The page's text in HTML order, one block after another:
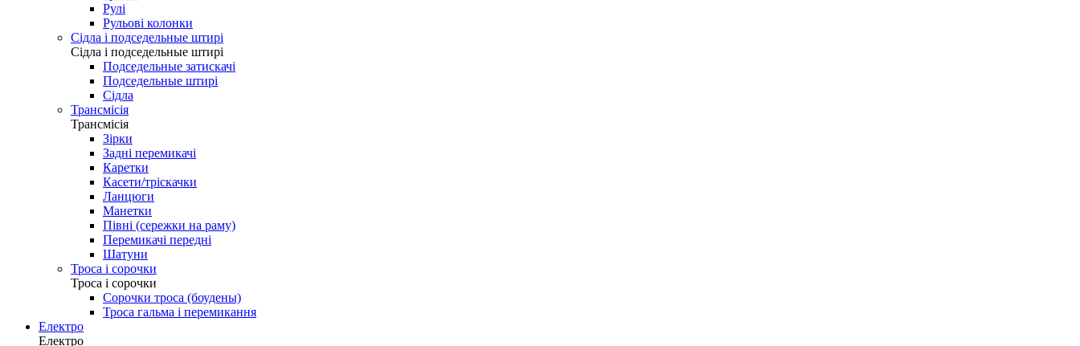
Рулі
Рульові колонки
Сідла і подседельные штирі
Сідла і подседельные штирі
Подседельные затискачі
Подседельные штирі
Сідла
Трансмісія
Трансмісія
Зірки
Задні перемикачі
Каретки
Касети/тріскачки
Ланцюги
Манетки
Півні (сережки на раму)
Перемикачі передні
Шатуни
Троса і сорочки
Троса і сорочки
Сорочки троса (боудены)
Троса гальма і перемикання
Електро
Електро